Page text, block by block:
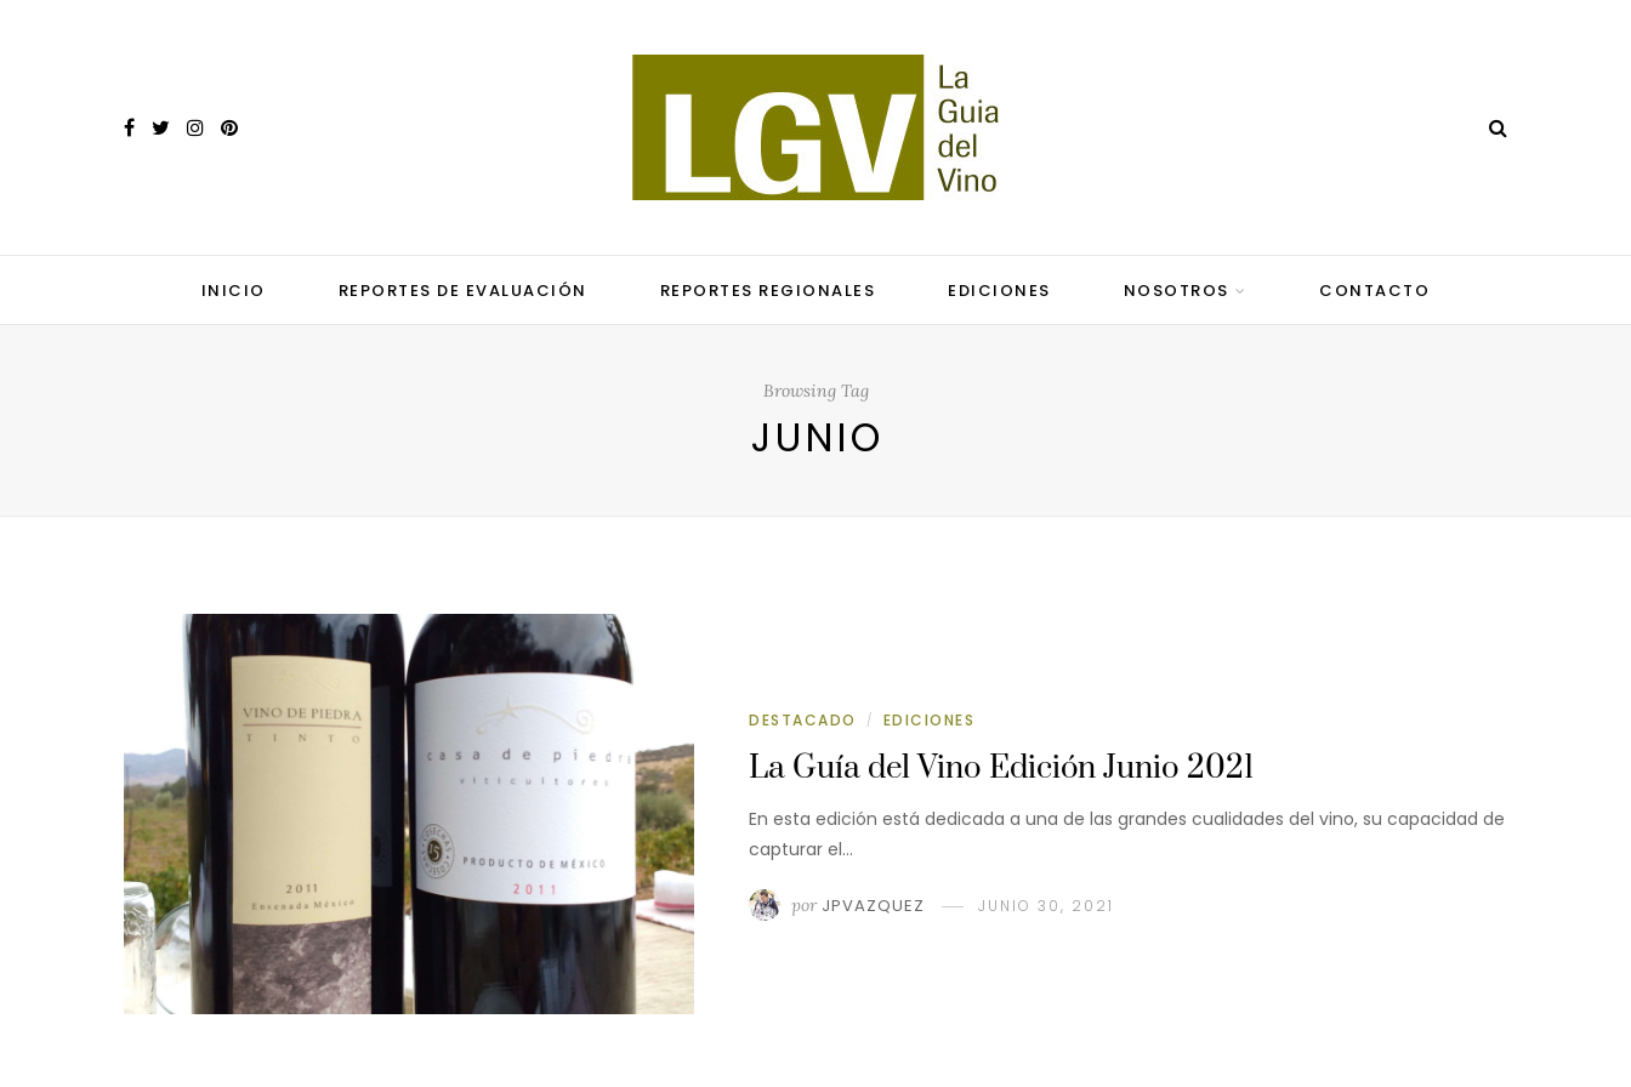
INICIO REPORTES DE EVALUACIÓN REPORTES REGIONALES EDICIONES NOSOTROS CONTACTO
Browsing Tag
JUNIO
DESTACADO / EDICIONES
La Guía del Vino Edición Junio 2021
En esta edición está dedicada a una de las grandes cualidades del vino, su capacidad de
capturar el…
por JPVAZQUEZ JUNIO 30, 2021